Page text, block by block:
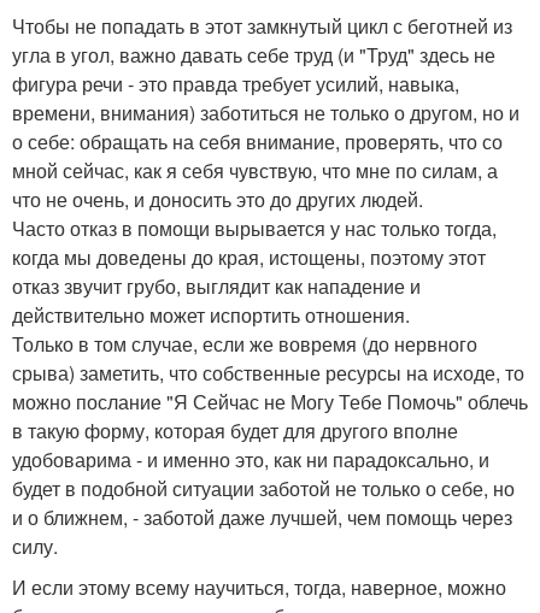
Чтобы не попадать в этот замкнутый цикл с беготней из
угла в угол, важно давать себе труд (и "Труд" здесь не
фигура речи - это правда требует усилий, навыка,
времени, внимания) заботиться не только о другом, но и
о себе: обращать на себя внимание, проверять, что со
мной сейчас, как я себя чувствую, что мне по силам, а
что не очень, и доносить это до других людей.
Часто отказ в помощи вырывается у нас только тогда,
когда мы доведены до края, истощены, поэтому этот
отказ звучит грубо, выглядит как нападение и
действительно может испортить отношения.
Только в том случае, если же вовремя (до нервного
срыва) заметить, что собственные ресурсы на исходе, то
можно послание "Я Сейчас не Могу Тебе Помочь" облечь
в такую форму, которая будет для другого вполне
удобоварима - и именно это, как ни парадоксально, и
будет в подобной ситуации заботой не только о себе, но
и о ближнем, - заботой даже лучшей, чем помощь через
силу.
И если этому всему научиться, тогда, наверное, можно